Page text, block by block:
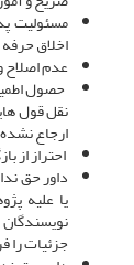
مسئولیت
اخلاق
عدم اصلاح
حصول
نقل قول
ارجاع
احتراز از
داور حق
یا علیه
جزئیات را